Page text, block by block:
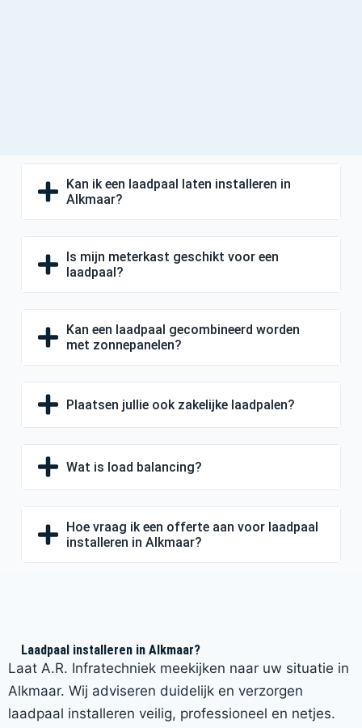
Kan ik een laadpaal laten installeren in
Alkmaar?
Is mijn meterkast geschikt voor een
laadpaal?
Kan een laadpaal gecombineerd worden
met zonnepanelen?
Plaatsen jullie ook zakelijke laadpalen?
Wat is load balancing?
Hoe vraag ik een offerte aan voor laadpaal
installeren in Alkmaar?
Laadpaal installeren in Alkmaar?
Laat A.R. Infratechniek meekijken naar uw situatie in
Alkmaar. Wij adviseren duidelijk en verzorgen
laadpaal installeren veilig, professioneel en netjes.